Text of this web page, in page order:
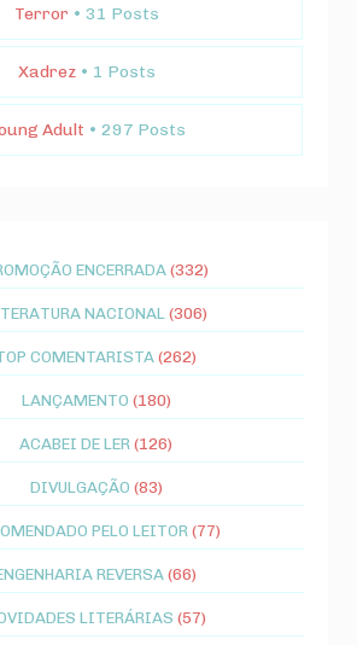
Terror • 31 Posts
Xadrez • 1 Posts
Adult • 297 Posts
ENCERRADA (332)
NACIONAL(306)
COMENTARISTA(262)
LANÇAMENTO (180)
ACABEI DE LER(126)
DIVULGAÇÃO (83)
PELO LEITOR(77)
REVERSA(66)
LITERÁRIAS (57)